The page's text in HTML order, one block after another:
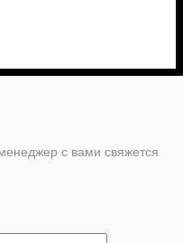
с вами свяжется